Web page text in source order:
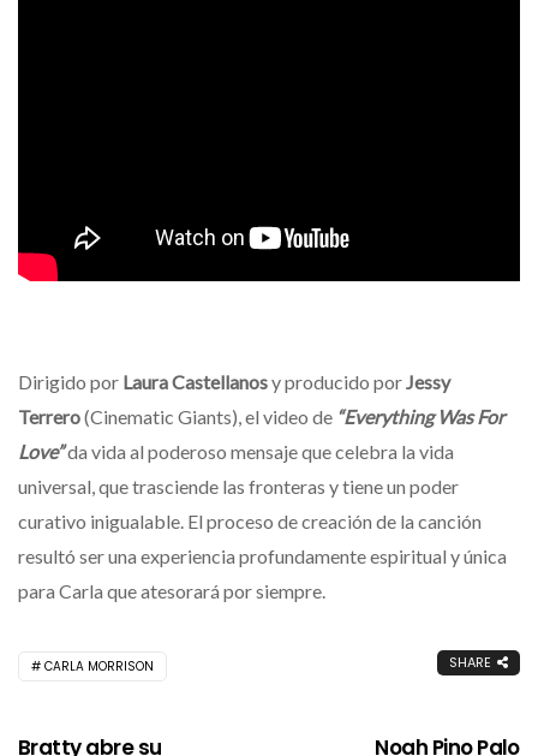
Dirigido por Laura Castellanosy producido porJessy
Terrero(Cinematic Giants), el video de “Everything Was For
Love”da vida al poderoso mensaje que celebra la vida
universal, que trasciende las fronteras y tiene un poder
curativo inigualable. El proceso de creación de la canción
resultó ser una experiencia profundamente espiritual y única
para Carla que atesorará por siempre.
CARLA MORRISON SHARE
Bratty abre su Noah Pino Palo